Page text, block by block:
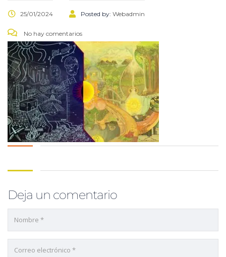
25/01/2024 Posted by: Webadmin
No hay comentarios
Deja un comentario